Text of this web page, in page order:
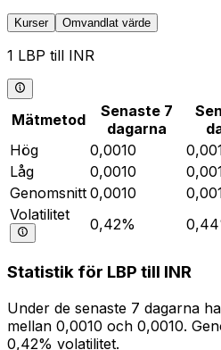
Kurser Omvandlat värde
1 LBP till INR
Mätmetod
Senaste 7
dagarna
Hög
0,0010
Låg
0,0010
Genomsnitt 0,0010
Volatilitet
0,42%
Statistik för LBP till INR
Under de senaste 7 dagarna
mellan 0,0010 och 0,0010.
0,42% volatilitet.